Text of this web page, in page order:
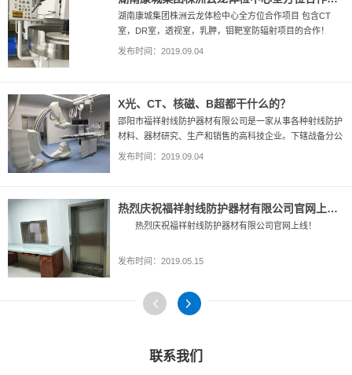
湖南康城集团株洲云龙体检中心全方位合作项目 包含CT
室，DR室，透视室，乳胛，钼靶室防辐射项目的合作！
发布时间：2019.09.04
X光、CT、核磁、B超都干什么的？
邵阳市福祥射线防护器材有限公司是一家从事各种射线防护
材料、器材研究、生产和销售的高科技企业。下辖战备分公
司、防辐材料厂。手机：13508421615
发布时间：2019.09.04
热烈庆祝福祥射线防护器材有限公司官网上线！
热烈庆祝福祥射线防护器材有限公司官网上线！
发布时间：2019.05.15
联系我们